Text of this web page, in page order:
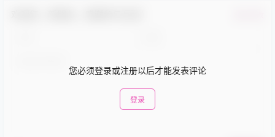
您必须登录或注册以后才能发表评论
登录